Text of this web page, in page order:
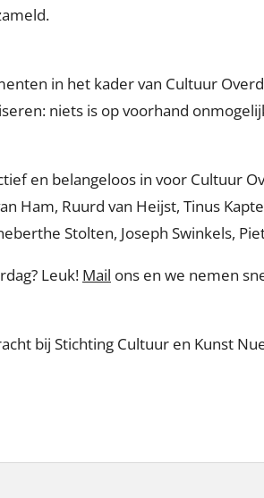
in het kader van Cultuur
niets is op voorhand
en belangeloos in voor Cultuur
Ham, Ruurd van Heijst, Tinus
Stolten, Joseph Swinkels,
Leuk! Mail ons en we nemen
bij Stichting Cultuur en Kunst